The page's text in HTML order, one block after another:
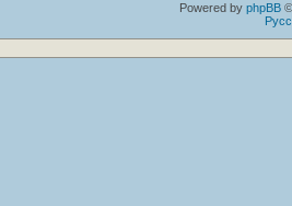
Powered by phpBB